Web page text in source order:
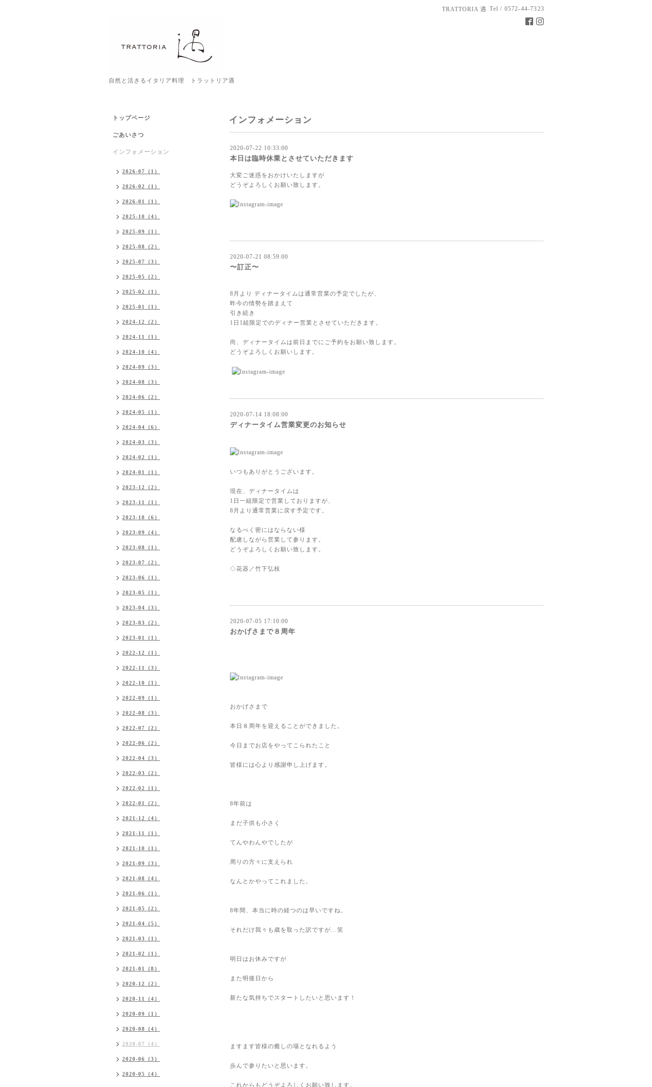
TRATTORIA 遇 Tel / 0572-44-7323
自然と活きるイタリア料理 トラットリア遇
インフォメーション
2020-07-22 10:33:00
本日は臨時休業とさせていただきます
大変ご迷惑をおかけいたしますが
どうぞよろしくお願い致します。
2020-07-21 08:59:00
〜訂正〜
8月より ディナータイムは通常営業の予定でしたが、
昨今の情勢を踏まえて
引き続き
1日1組限定でのディナー営業とさせていただきます。
尚、ディナータイムは前日までにご予約をお願い致します。
どうぞよろしくお願いします。
2020-07-14 18:08:00
ディナータイム営業変更のお知らせ
いつもありがとうございます。
現在、ディナータイムは
1日一組限定で営業しておりますが、
8月より通常営業に戻す予定です。
なるべく密にはならない様
配慮しながら営業して参ります。
どうぞよろしくお願い致します。
◇花器／竹下弘枝
2020-07-05 17:10:00
おかげさまで８周年
おかげさまで
本日８周年を迎えることができました。
今日までお店をやってこられたこと
皆様には心より感謝申し上げます。
8年前は
まだ子供も小さく
てんやわんやでしたが
周りの方々に支えられ
なんとかやってこれました。
8年間、本当に時の経つのは早いですね。
それだけ我々も歳を取った訳ですが…笑
明日はお休みですが
また明後日から
新たな気持ちでスタートしたいと思います！
ますます皆様の癒しの場となれるよう
歩んで参りたいと思います。
これからもどうぞよろしくお願い致します。
トップページ
ごあいさつ
インフォメーション
2026-07（1）
2026-02（1）
2026-01（1）
2025-10（4）
2025-09（1）
2025-08（2）
2025-07（3）
2025-05（2）
2025-02（1）
2025-01（1）
2024-12（2）
2024-11（1）
2024-10（4）
2024-09（3）
2024-08（3）
2024-06（2）
2024-05（1）
2024-04（6）
2024-03（3）
2024-02（1）
2024-01（1）
2023-12（2）
2023-11（1）
2023-10（6）
2023-09（4）
2023-08（1）
2023-07（2）
2023-06（1）
2023-05（1）
2023-04（3）
2023-03（2）
2023-01（1）
2022-12（1）
2022-11（3）
2022-10（1）
2022-09（1）
2022-08（3）
2022-07（2）
2022-06（2）
2022-04（3）
2022-03（2）
2022-02（1）
2022-01（2）
2021-12（4）
2021-11（1）
2021-10（1）
2021-09（3）
2021-08（4）
2021-06（1）
2021-05（2）
2021-04（5）
2021-03（1）
2021-02（1）
2021-01（8）
2020-12（2）
2020-11（4）
2020-09（1）
2020-08（4）
2020-07（4）
2020-06（3）
2020-05（4）